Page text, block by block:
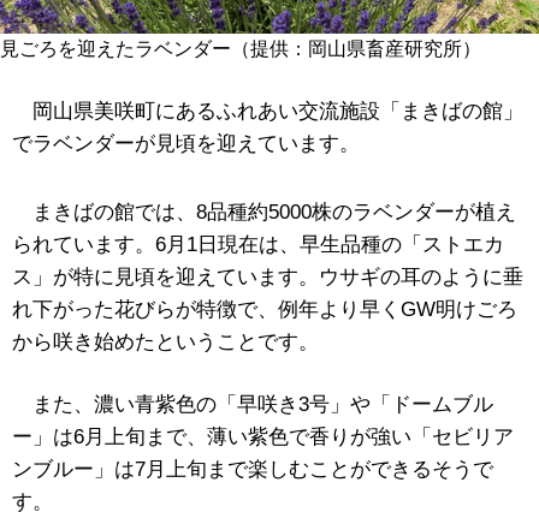
見ごろを迎えたラベンダー（提供：岡山県畜産研究所）
岡山県美咲町にあるふれあい交流施設「まきばの館」
でラベンダーが見頃を迎えています。
まきばの館では、8品種約5000株のラベンダーが植え
られています。6月1日現在は、早生品種の「ストエカ
ス」が特に見頃を迎えています。ウサギの耳のように垂
れ下がった花びらが特徴で、例年より早くGW明けごろ
から咲き始めたということです。
また、濃い青紫色の「早咲き3号」や「ドームブル
ー」は6月上旬まで、薄い紫色で香りが強い「セビリア
ンブルー」は7月上旬まで楽しむことができるそうで
す。